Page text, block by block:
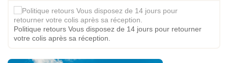
Politique retours Vous disposez de 14 jours pour retourner
votre colis après sa réception.